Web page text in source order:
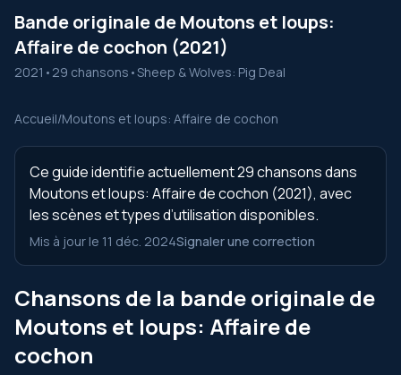
Bande originale de Moutons et loups:
Affaire de cochon (2021)
2021 • 29 chansons •Sheep & Wolves: Pig Deal
Accueil/Moutons et loups: Affaire de cochon
Ce guide identifie actuellement 29 chansons dans
Moutons et loups: Affaire de cochon (2021), avec
les scènes et types d’utilisation disponibles.
Mis à jour le 11 déc. 2024Signaler une correction
Chansons de la bande originale de
Moutons et loups: Affaire de
cochon